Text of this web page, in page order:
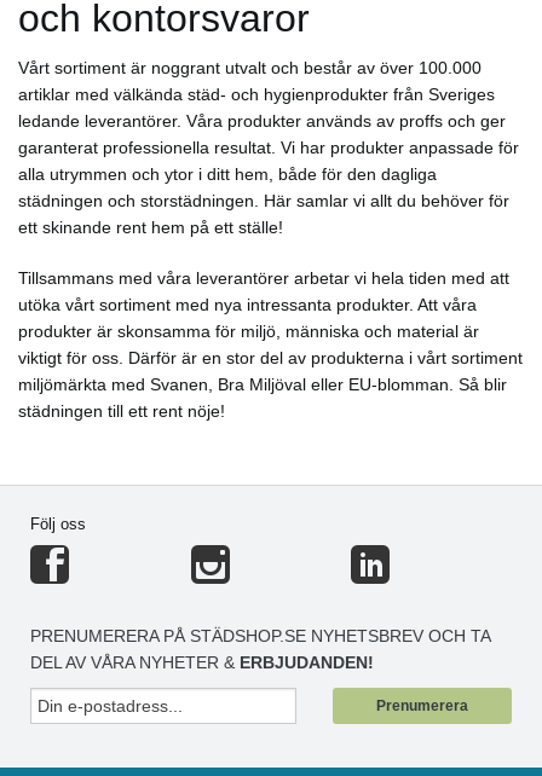
och kontorsvaror
Vårt sortiment är noggrant utvalt och består av över 100.000
artiklar med välkända städ- och hygienprodukter från Sveriges
ledande leverantörer. Våra produkter används av proffs och ger
garanterat professionella resultat. Vi har produkter anpassade för
alla utrymmen och ytor i ditt hem, både för den dagliga
städningen och storstädningen. Här samlar vi allt du behöver för
ett skinande rent hem på ett ställe!
Tillsammans med våra leverantörer arbetar vi hela tiden med att
utöka vårt sortiment med nya intressanta produkter. Att våra
produkter är skonsamma för miljö, människa och material är
viktigt för oss. Därför är en stor del av produkterna i vårt sortiment
miljömärkta med Svanen, Bra Miljöval eller EU-blomman. Så blir
städningen till ett rent nöje!
Följ oss
PRENUMERERA PÅ STÄDSHOP.SE NYHETSBREV OCH TA
DEL AV VÅRA NYHETER & ERBJUDANDEN!
Prenumerera